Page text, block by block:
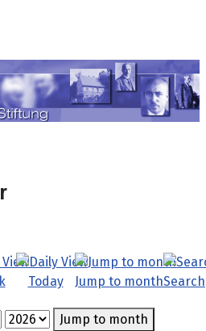
Today Jump to monthSearch
Jump to month